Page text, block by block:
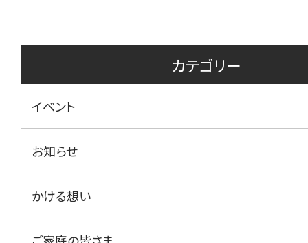
カテゴリー
イベント
お知らせ
かける想い